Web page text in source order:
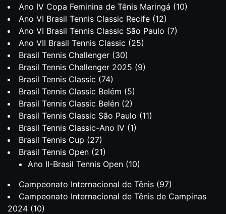
Ano IV Copa Feminina de Tênis Maringá (10)
Ano VI Brasil Tennis Classic Recife (12)
Ano VI Brasil Tennis Classic São Paulo (7)
Ano VII Brasil Tennis Classic (25)
Brasil Tennis Challenger (30)
Brasil Tennis Challenger 2025 (9)
Brasil Tennis Classic (74)
Brasil Tennis Classic Belém (5)
Brasil Tennis Classic Belén (2)
Brasil Tennis Classic São Paulo (11)
Brasil Tennis Classic-Ano IV (1)
Brasil Tennis Cup (27)
Brasil Tennis Open (21)
Ano II-Brasil Tennis Open (10)
Campeonato Internacional de Tênis (97)
Campeonato Internacional de Tênis de Campinas
2024 (10)